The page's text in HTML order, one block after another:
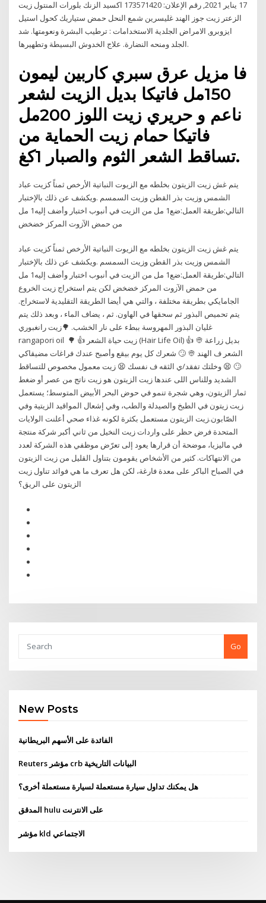
17 يناير 2021, رقم الإعلان: 173571420 اكسيد الزنك بلورات المنتول زيت
الزعتر زيت جوز الهند غليسرين شمع النحل حمض ستياريك كحول استيل
ايزوبرو, الامراض الجلدية الاستخدامات : ترطيب البشرة ونعومتها. شد
الجلد ومنحه النضارة. علاج الخدوش البسيطة وتطهيرها.
فا مزيل عرق سبري كاربين ليمون
150مل فاتيكا بديل الزيت لشعر
ناعم و حريري زيت اللوز 200مل
فاتيكا حمام زيت الحماية من
تساقط الشعر الثوم والصبار 1كغ.
يتم غش زيت الزيتون بخلطه مع الزيوت النباتية الأرخص ثمناً كزيت عباد
الشمس وزيت بذر القطن وزيت السمسم .ويكشف عن ذلك بالإختبار
التالي:طريقة العمل:ضع1 مل من الزيت في أنبوب اختبار وأضف إليه1 مل
من حمض الآزوت المركز خضخض
يتم غش زيت الزيتون بخلطه مع الزيوت النباتية الأرخص ثمناً كزيت عباد
الشمس وزيت بذر القطن وزيت السمسم .ويكشف عن ذلك بالإختبار
التالي:طريقة العمل:ضع1 مل من الزيت في أنبوب اختبار وأضف إليه1 مل
من حمض الآزوت المركز خضخض لكن يتم استخراج زيت الخروع
الجامايكي بطريقة مختلفة ، والتي هي أيضا الطريقة التقليدية لاستخراج.
يتم تحميص البذور ثم سحقها في الهاون. ثم ، يضاف الماء ، وبعد ذلك يتم
غليان البذور المهروسة ببطء على نار الخشب. 🌳زيت رانغبوري
rangapori oil ⁦ 🌳 👍 زيت حياة الشعر (Hair Life Oil)⁦ 👍 👳 بديل زراعة
الشعر ف الهند 👳 🙄 شعرك كل يوم بيقع وأصبح عندك فراغات مضيقاكي
🙄 😫 وخلتك تفقد/ي الثقه ف نفسك 😫 زيت معمول مخصوص للتساقط
الشديد وللناس اللى عندها زيت الزيتون هو زيت ناتج من عصر أو ضغط
ثمار الزيتون، وهي شجرة تنمو في حوض البحر الأبيض المتوسط؛ يستعمل
زيت زيتون في الطبخ والصيدلة والطب، وفي إشعال المواقيد الزيتية وفي
الصّابون.زيت الزيتون مستعمل بكثرة لكونه غذاء صحي أعلنت الولايات
المتحدة فرض حظر على واردات زيت النخيل من ثاني أكبر شركة منتجة
في ماليزيا، موضحة أن قرارها يعود إلى تعرّض موظفي هذه الشركة لعدد
من الانتهاكات. كثير من الأشخاص يقومون بتناول القليل من زيت الزيتون
في الصباح الباكر على معدة فارغة، لكن هل تعرف ما هي فوائد تناول زيت
الزيتون على الريق؟
Go
New Posts
الفائدة على الأسهم البريطانية
Reuters مؤشر crb البيانات التاريخية
هل يمكنك تداول سيارة مستعملة لسيارة مستعملة أخرى؟
المدقق hulu على الانترنت
مؤشر kld الاجتماعي